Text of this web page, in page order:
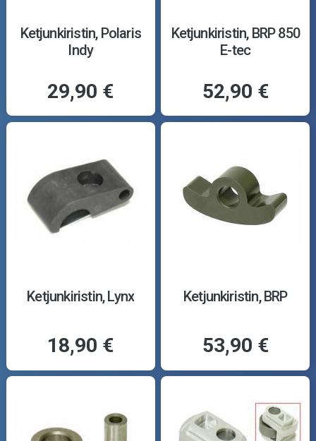
Ketjunkiristin, Polaris
Indy
29,90 €
Ketjunkiristin, BRP 850
E-tec
52,90 €
Ketjunkiristin, Lynx
18,90 €
Ketjunkiristin, BRP
53,90 €